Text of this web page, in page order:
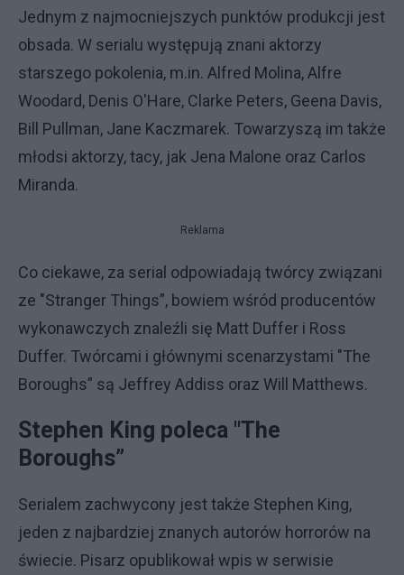
Jednym z najmocniejszych punktów produkcji jest
obsada. W serialu występują znani aktorzy
starszego pokolenia, m.in. Alfred Molina, Alfre
Woodard, Denis O'Hare, Clarke Peters, Geena Davis,
Bill Pullman, Jane Kaczmarek. Towarzyszą im także
młodsi aktorzy, tacy, jak Jena Malone oraz Carlos
Miranda.
Reklama
Co ciekawe, za serial odpowiadają twórcy związani
ze "Stranger Things”, bowiem wśród producentów
wykonawczych znaleźli się Matt Duffer i Ross
Duffer. Twórcami i głównymi scenarzystami "The
Boroughs” są Jeffrey Addiss oraz Will Matthews.
Stephen King poleca "The
Boroughs”
Serialem zachwycony jest także Stephen King,
jeden z najbardziej znanych autorów horrorów na
świecie. Pisarz opublikował wpis w serwisie